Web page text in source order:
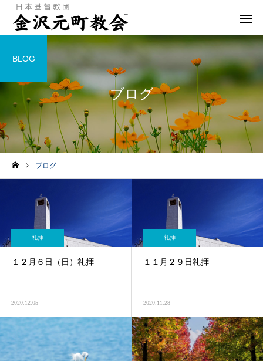
ブログ
BLOG
ブログ
礼拝
１２月６日（日）礼拝
2020.12.05
礼拝
１１月２９日礼拝
2020.11.28